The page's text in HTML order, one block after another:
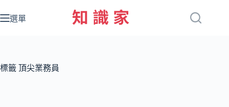
至
容
選單
標籤 頂尖業務員